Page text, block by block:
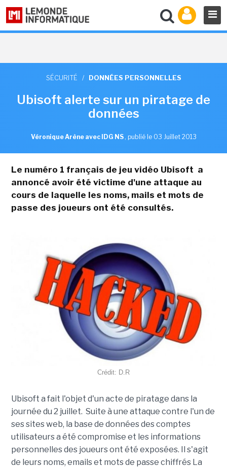
SÉCURITÉ / DONNÉES PERSONNELLES
Ubisoft alerte sur un piratage de
données
Véronique Arène avec IDG NS , publié le 03 Juillet 2013
Le numéro 1 français de jeu vidéo Ubisoft a
annoncé avoir été victime d'une attaque au
cours de laquelle les noms, mails et mots de
passe des joueurs ont été consultés.
Crédit: D.R
Ubisoft a fait l'objet d'un acte de piratage dans la
journée du 2 juillet. Suite à une attaque contre l'un de
ses sites web, la base de données des comptes
utilisateurs a été compromise et les informations
personnelles des joueurs ont été exposées. Il s'agit
de leurs noms, emails et mots de passe chiffrés La